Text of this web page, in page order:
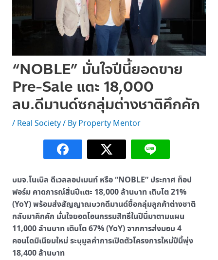
“NOBLE” มั่นใจปีนี้ยอดขาย
Pre-Sale แตะ 18,000
ลบ.ดีมานด์ซกลุ่มต่างชาติคึกคัก
/ Real Society/ By Property Mentor
บมจ.โนเบิล ดีเวลลอปเมนท์ หรือ “NOBLE” ประกาศ ท็อป
ฟอร์ม คาดการณ์สิ้นปีแตะ 18,000 ล้านบาท เติบโต 21%
(YoY) พร้อมส่งสัญญาณบวกดีมานด์ซื้อกลุ่มลูกค้าต่างชาติ
กลับมาคึกคัก มั่นใจยอดโอนกรรมสิทธิ์ในปีนี้มาตามแผน
11,000 ล้านบาท เติบโต 67% (YoY) จากการส่งมอบ 4
คอนโดมิเนียมใหม่ ระบุมูลค่าการเปิดตัวโครงการใหม่ปีนี้พุ่ง
18,400 ล้านบาท